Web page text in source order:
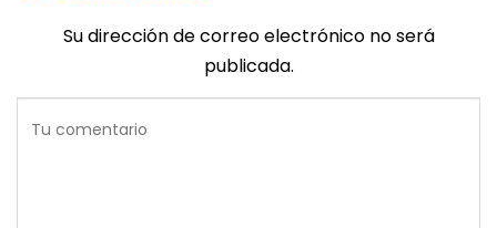
Su dirección de correo electrónico no será
publicada.